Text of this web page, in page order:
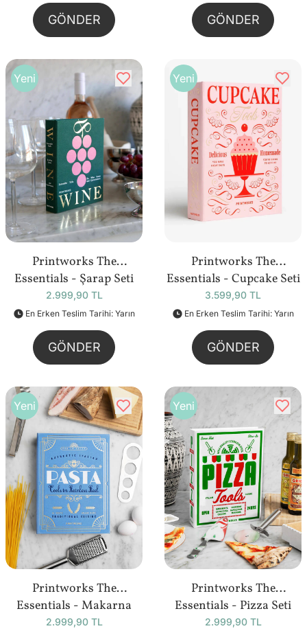
GÖNDER GÖNDER
Yeni
Printworks The
Essentials - Şarap Seti
2.999,90 TL
En Erken Teslim Tarihi: Yarın
GÖNDER
Yeni
Printworks The
Essentials - Cupcake Seti
3.599,90 TL
En Erken Teslim Tarihi: Yarın
GÖNDER
Yeni
Printworks The
Essentials - Makarna
Seti
2.999,90 TL
Yeni
Printworks The
Essentials - Pizza Seti
2.999,90 TL